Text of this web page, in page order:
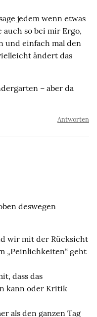
jedem wenn etwas
so bei mir Ergo,
und einfach mal den
ändert das
– aber da
Antworten
deswegen
wir mit der Rücksicht
„Peinlichkeiten“ geht
dass das
kann oder Kritik
als den ganzen Tag